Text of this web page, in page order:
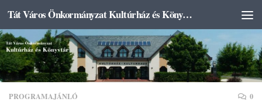
Skip to content Tát Város Önkormányzat Kultúrház és Könyvtár
PROGRAMAJÁNLÓ 0